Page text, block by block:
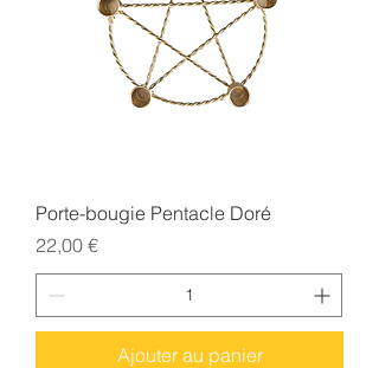
Porte-bougie Pentacle Doré
Prix
22,00 €
Ajouter au panier